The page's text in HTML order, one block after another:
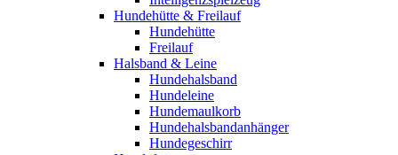
Hundehütte & Freilauf
Hundehütte
Freilauf
Halsband & Leine
Hundehalsband
Hundeleine
Hundemaulkorb
Hundehalsbandanhänger
Hundegeschirr